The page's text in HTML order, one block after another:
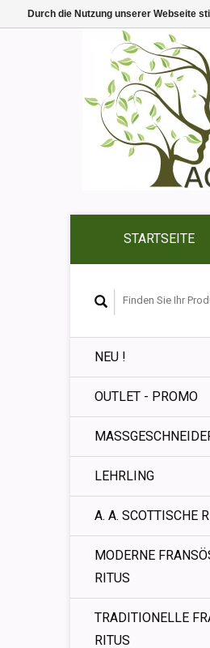
STARTSEITE
NEU !
OUTLET - PROMO
LEHRLING
A. A. SCOTTISCHE
MODERNE
RITUS
TRADITIONELLE
RITUS
Durch die Nutzung unserer Webseite